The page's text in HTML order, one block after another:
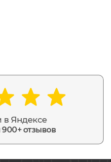
в Яндексе
отзывов